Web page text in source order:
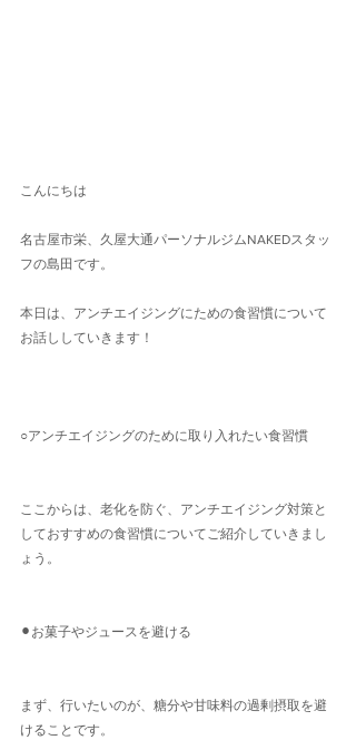
こんにちは
名古屋市栄、久屋大通パーソナルジムNAKEDスタッ
フの島田です。
本日は、アンチエイジングにための食習慣について
お話ししていきます！
○アンチエイジングのために取り入れたい食習慣
ここからは、老化を防ぐ、アンチエイジング対策と
しておすすめの食習慣についてご紹介していきまし
ょう。
⚫︎お菓子やジュースを避ける
まず、行いたいのが、糖分や甘味料の過剰摂取を避
けることです。